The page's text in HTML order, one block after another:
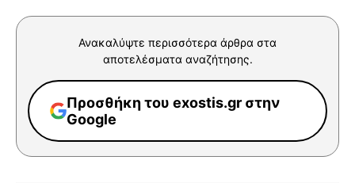
Ανακαλύψτε περισσότερα άρθρα στα
αποτελέσματα αναζήτησης.
Προσθήκη του exostis.gr στην
Google